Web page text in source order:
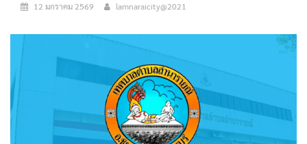
12 มกราคม 2569 lamnaraicity@2021